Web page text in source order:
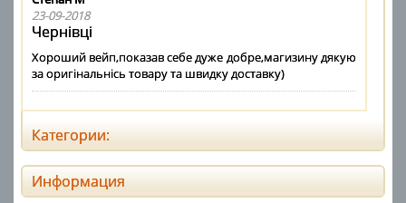
23-09-2018
Чернівці
Хороший вейп,показав себе дуже добре,магизину дякую
за оригінальнісь товару та швидку доставку)
Категории:
Информация